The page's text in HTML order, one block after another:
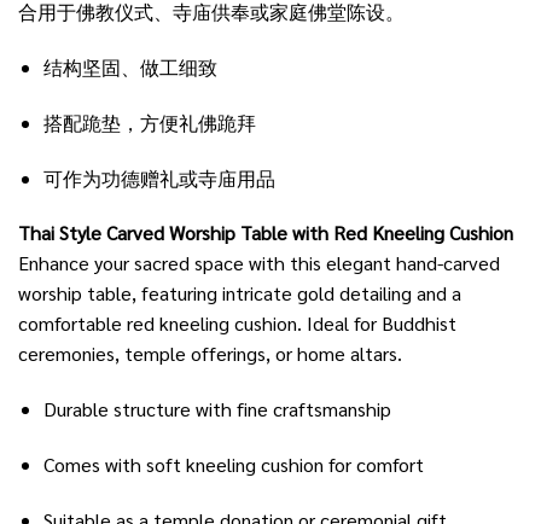
合用于佛教仪式、寺庙供奉或家庭佛堂陈设。
结构坚固、做工细致
搭配跪垫，方便礼佛跪拜
可作为功德赠礼或寺庙用品
Thai Style Carved Worship Table with Red Kneeling Cushion
Enhance your sacred space with this elegant hand-carved
worship table, featuring intricate gold detailing and a
comfortable red kneeling cushion. Ideal for Buddhist
ceremonies, temple offerings, or home altars.
Durable structure with fine craftsmanship
Comes with soft kneeling cushion for comfort